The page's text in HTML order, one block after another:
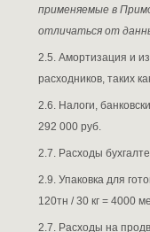
применяемые в
отличаться от
2.5. Амортизация и
расходников, таких
2.6. Налоги,
292 000 руб.
2.7. Расходы
2.9. Упаковка для
120тн / 30 кг = 4000
2.7. Расходы на